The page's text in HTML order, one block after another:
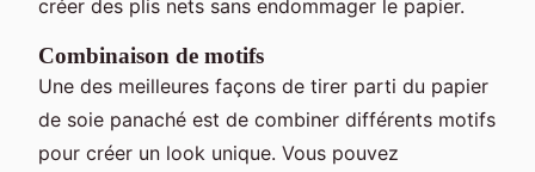
créer des plis nets sans endommager le papier.
Combinaison de motifs
Une des meilleures façons de tirer parti du papier
de soie panaché est de combiner différents motifs
pour créer un look unique. Vous pouvez